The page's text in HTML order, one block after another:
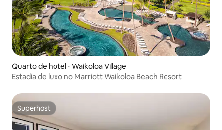
Quarto de hotel ⋅ Waikoloa Village
Estadia de luxo no Marriott Waikoloa Beach Resort
Superhost
Superhost